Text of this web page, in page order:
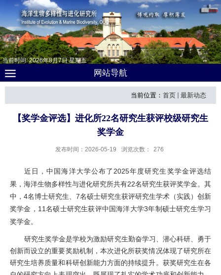
网站导航
当前时间:2026年8月7日星期五
当前位置： 首页 最新动态
【奖学金评选】进化所22名研究生获评校级研究生
奖学金
发布时间：2026-05-19 浏览次数： 276
近日，中国海洋大学公布了2025年度研究生奖学金评选结
果，海洋生物多样性与进化研究所共有22名研究生获评奖学金。其
中， 4名博士研究生、 7名硕士研究生获评研究生学术（实践）创新
奖学金 ， 11名硕士研究生获评中国海洋大学3年制硕士研究生学习
奖学金。
研究生奖学金是学校为激励研究生勤奋学习、潜心科研、勇于
创新而设立的重要奖励机制 ， 本次进化所获奖情况体现了研究所在
研究生培养质量和科研创新能力方面的持续提升。获奖研究生在各